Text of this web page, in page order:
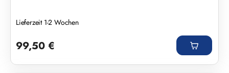
Lieferzeit 1-2 Wochen
99,50 €